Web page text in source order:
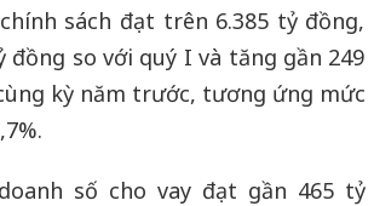
sách đạt trên 6.385 tỷ đồng,
đồng so với quý I và tăng gần 249
kỳ năm trước, tương ứng mức
số cho vay đạt gần 465 tỷ